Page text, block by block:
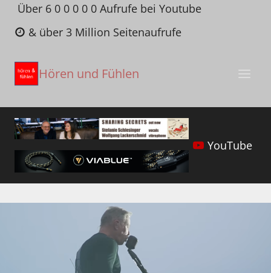
Zum
Inhalt
springen
Über 6 0 0 0 0 0 Aufrufe bei Youtube
& über 3 Million Seitenaufrufe
Hören und Fühlen
YouTube